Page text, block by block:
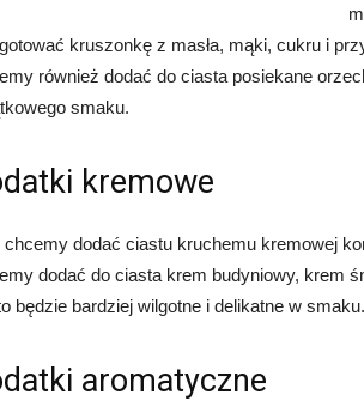
kruszonkę z masła, mąki, cukru i
również dodać do ciasta posiekane
smaku.
kremowe
chcemy dodać ciastu kruchemu kremowej
dodać do ciasta krem budyniowy, krem
będzie bardziej wilgotne i delikatne w smaku.
aromatyczne